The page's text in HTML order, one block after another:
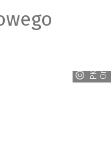
P
K
N
O
r
l
en